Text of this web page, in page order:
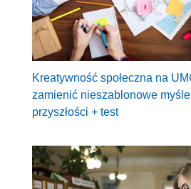
Kreatywność społeczna na
zamienić nieszablonowe
przyszłości + test